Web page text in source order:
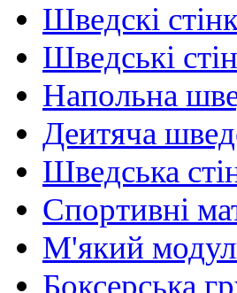
Шведскі
Шведські
Напольна
Деитяча
Шведська
Спортивні
М'який
Боксерська